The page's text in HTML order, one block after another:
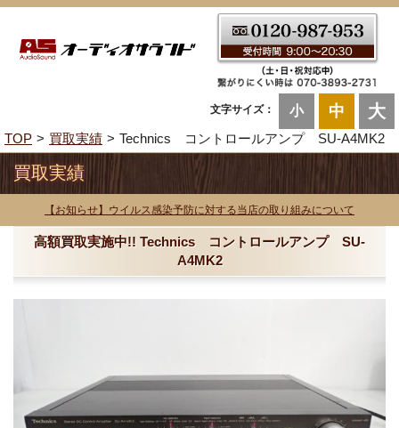
文字サイズ： 小 中 大
TOP 買取実績 Technics コントロールアンプ SU-A4MK2
買取実績
【お知らせ】ウイルス感染予防に対する当店の取り組みについて
高額買取実施中!! Technics コントロールアンプ SU-
A4MK2